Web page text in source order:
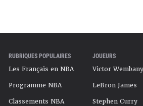
RUBRIQUES POPULAIRES
Les Français en NBA
Programme NBA
Classements NBA
JOUEURS
Victor
LeBron James
Stephen Curry